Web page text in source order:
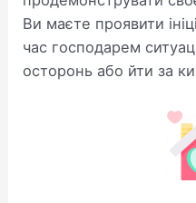
Ви маєте проявити
час господарем
осторонь або йти за